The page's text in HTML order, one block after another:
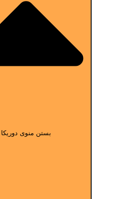
بستن منوی دوریکا